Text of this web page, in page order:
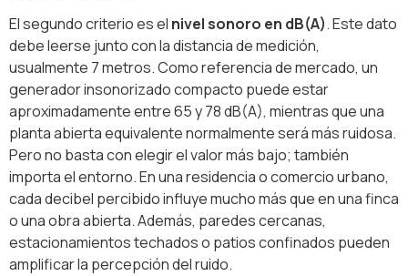
El segundo criterio es el nivel sonoro en dB(A). Este dato
debe leerse junto con la distancia de medición,
usualmente 7 metros. Como referencia de mercado, un
generador insonorizado compacto puede estar
aproximadamente entre 65 y 78 dB(A), mientras que una
planta abierta equivalente normalmente será más ruidosa.
Pero no basta con elegir el valor más bajo; también
importa el entorno. En una residencia o comercio urbano,
cada decibel percibido influye mucho más que en una finca
o una obra abierta. Además, paredes cercanas,
estacionamientos techados o patios confinados pueden
amplificar la percepción del ruido.